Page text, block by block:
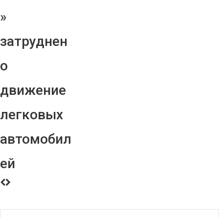
»
затруднен
о
движение
легковых
автомобил
ей